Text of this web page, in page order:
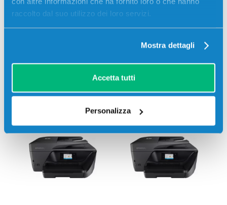
raccolto dal suo utilizzo dei loro servizi.
Mostra dettagli
Accetta tutti
Personalizza
HpOFFICEJET PRO
HpOFFICEJET PRO